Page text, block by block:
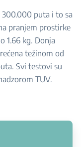
puta i to sa
pranjem prostirke
1.66 kg. Donja
težinom od
Svi testovi su
TUV.